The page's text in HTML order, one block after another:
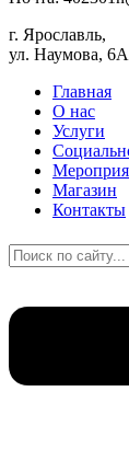
г. Ярославль,
ул. Наумова, 6А
Главная
О нас
Услуги
Магазин
Контакты